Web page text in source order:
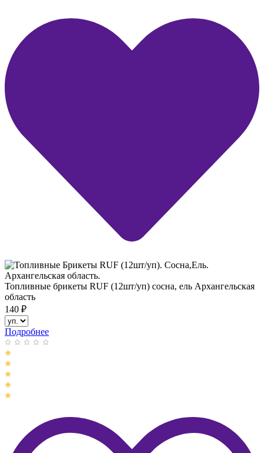
Топливные брикеты RUF (12шт/уп) сосна, ель Архангельская
область
140 ₽
Подробнее